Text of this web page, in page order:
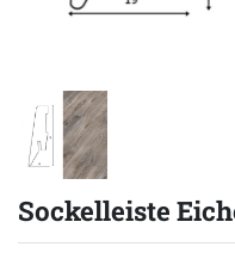
Sockelleiste